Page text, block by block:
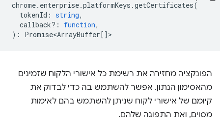
chrome. enterprise.platformKeys .getCertificates(
tokenId : string,
callback? : function,
) : Promise<ArrayBuffer[]>
הפונקציה מחזירה את רשימת כל אישורי הלקוח שזמינים
מהאסימון הנתון. אפשר להשתמש בה כדי לבדוק את
קיומם של אישורי לקוח שניתן להשתמש בהם לאימות
מסוים, ואת התפוגה שלהם.